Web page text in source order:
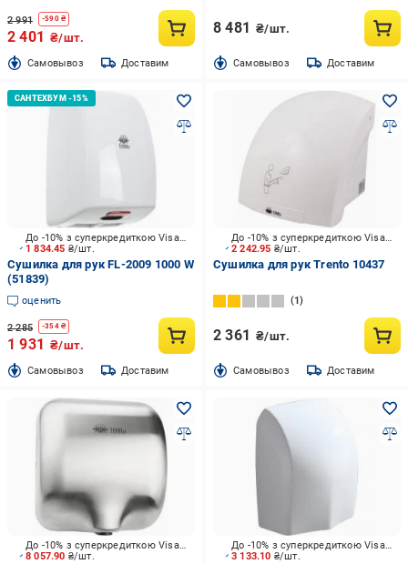
2 991 -590₴
2 401 ₴/шт.
Cамовывоз Доставим
8 481 ₴/шт.
Cамовывоз Доставим
1 834.45 ₴/шт.
До -10% з суперкредиткою Visa Вигода
Сушилка для рук FL-2009 1000 W
(51839)
оценить
2 285 -354₴
1 931 ₴/шт.
Cамовывоз Доставим
2 242.95 ₴/шт.
До -10% з суперкредиткою Visa Вигода
Сушилка для рук Trento 10437
1
2 361 ₴/шт.
Cамовывоз Доставим
8 057.90 ₴/шт.
До -10% з суперкредиткою Visa Вигода
3 133.10 ₴/шт.
До -10% з суперкредиткою Visa Вигода